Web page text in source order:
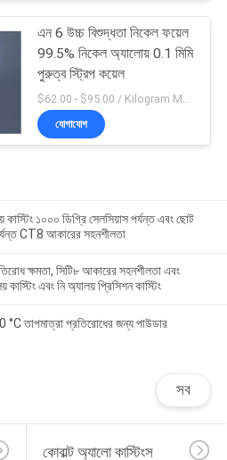
এন 6 উচ্চ বিশুদ্ধতা নিকেল ফয়েল
99.5% নিকেল অ্যালোয় 0.1 মিমি
পুরুত্ব স্ট্রিপ কয়েল
যোগাযোগ
১০০০ ডিগ্রি সেলসিয়াস পর্যন্ত এবং ছোট
পর্যন্ত CT8 আকারের সহনশীলতা
ক্ষমতা, সিটি৮ আকারের সহনশীলতা এবং
এবং নি অ্যালয় প্রিসিশন কাস্টিং
°C তাপমাত্রা প্রতিরোধের জন্য পাউডার
সব
কোবাল্ট অ্যালো কাস্টিংস